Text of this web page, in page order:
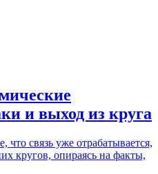
и выход из круга
связь уже отрабатывается,
кругов, опираясь на факты,